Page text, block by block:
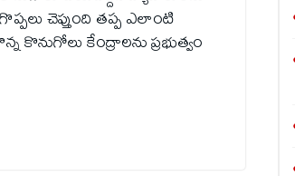
చెప్తుంది తప్ప ఎలాంటి
కొనుగోలు కేంద్రాలను ప్రభుత్వం